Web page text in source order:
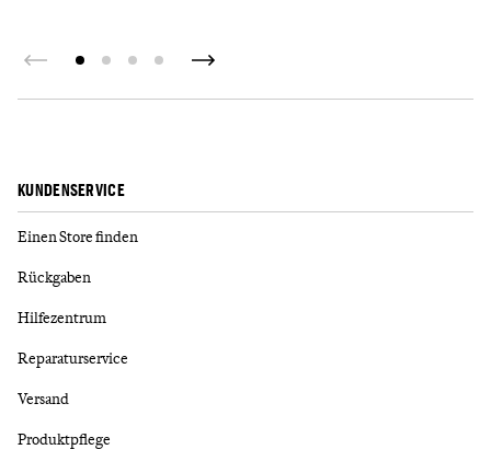
KUNDENSERVICE
Einen Store finden
Rückgaben
Hilfezentrum
Reparaturservice
Versand
Produktpflege